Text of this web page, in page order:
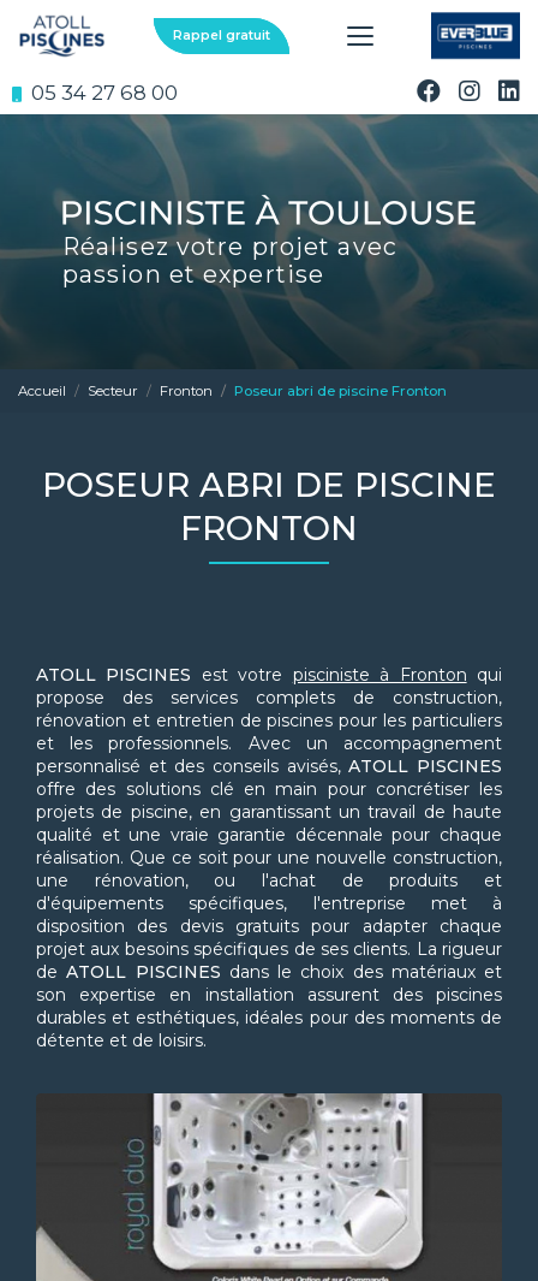
au
contenu
05 34 27 68 00
Rappel gratuit
Réalisez votre projet avec
passion et expertise
Accueil Secteur Fronton Poseur abri de piscine Fronton
POSEUR ABRI DE PISCINE
FRONTON
ATOLL PISCINES est votre pisciniste à Fronton qui
propose des services complets de construction,
rénovation et entretien de piscines pour les particuliers
et les professionnels. Avec un accompagnement
personnalisé et des conseils avisés,ATOLL PISCINES
offre des solutions clé en main pour concrétiser les
projets de piscine, en garantissant un travail de haute
qualité et une vraie garantie décennale pour chaque
réalisation. Que ce soit pour une nouvelle construction,
une rénovation, ou l'achat de produits et
d'équipements spécifiques, l'entreprise met à
disposition des devis gratuits pour adapter chaque
projet aux besoins spécifiques de ses clients. La rigueur
deATOLL PISCINES dans le choix des matériaux et
son expertise en installation assurent des piscines
durables et esthétiques, idéales pour des moments de
détente et de loisirs.